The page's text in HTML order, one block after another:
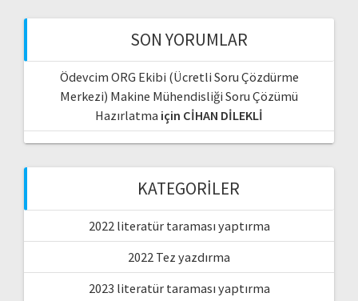
SON YORUMLAR
Ödevcim ORG Ekibi (Ücretli Soru Çözdürme
Merkezi) Makine Mühendisliği Soru Çözümü
Hazırlatma için CİHAN DİLEKLİ
KATEGORILER
2022 literatür taraması yaptırma
2022 Tez yazdırma
2023 literatür taraması yaptırma